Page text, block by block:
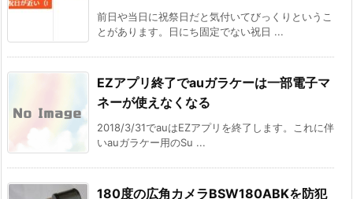
前日や当日に祝祭日だと気付いてびっくりというこ
とがあります。日にち固定でない祝日 ...
EZアプリ終了でauガラケーは一部電子マ
ネーが使えなくなる
2018/3/31でauはEZアプリを終了します。これに伴
いauガラケー用のSu ...
180度の広角カメラBSW180ABKを防犯